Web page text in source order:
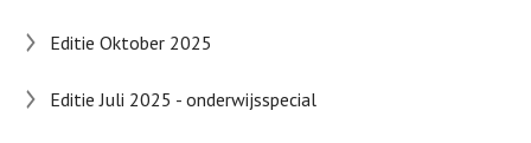
Editie Oktober 2025
Editie Juli 2025 - onderwijsspecial